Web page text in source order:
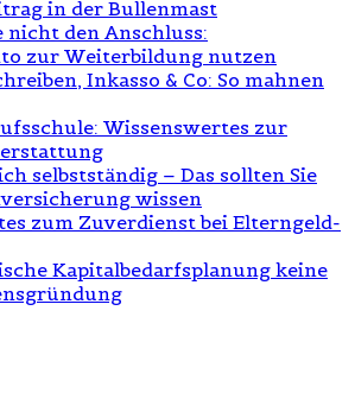
in der Bullenmast
nicht den Anschluss:
zur Weiterbildung nutzen
Inkasso & Co: So mahnen
Wissenswertes zur
selbstständig – Das sollten Sie
wissen
zum Zuverdienst bei Elterngeld-
Kapitalbedarfsplanung keine